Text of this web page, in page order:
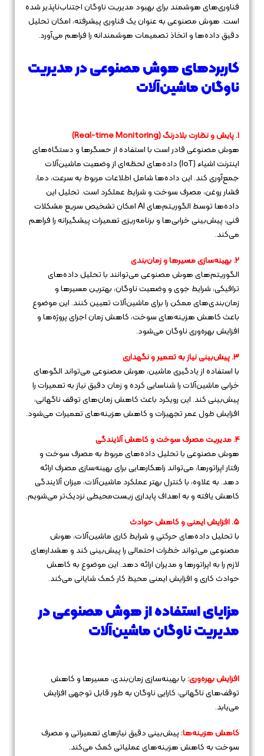
فناوری‌های هوشمند برای بهبود مدیریت ناوگان اجتناب‌ناپذیر شده
است. هوش مصنوعی به عنوان یک فناوری پیشرفته، امکان تحلیل
دقیق داده‌ها و اتخاذ تصمیمات هوشمندانه را فراهم می‌آورد.
کاربردهای هوش مصنوعی در مدیریت
ناوگان ماشین‌آلات
1. پایش و نظارت بلادرنگ (Real-time Monitoring)
هوش مصنوعی قادر است با استفاده از حسگرها و دستگاه‌های
اینترنت اشیاء (IoT) داده‌های لحظه‌ای از وضعیت ماشین‌آلات
جمع‌آوری کند. این داده‌ها شامل اطلاعات مربوط به سرعت، دما،
فشار روغن، مصرف سوخت و شرایط عملکرد است. تحلیل این
داده‌ها توسط الگوریتم‌های AI امکان تشخیص سریع مشکلات
فنی، پیش‌بینی خرابی‌ها و برنامه‌ریزی تعمیرات پیشگیرانه را فراهم
می‌کند.
2. بهینه‌سازی مسیرها و زمان‌بندی
الگوریتم‌های هوش مصنوعی می‌توانند با تحلیل داده‌های
ترافیکی، شرایط جوی و وضعیت ناوگان، بهترین مسیرها و
زمان‌بندی‌های ممکن را برای ماشین‌آلات تعیین کنند. این موضوع
باعث کاهش هزینه‌های سوخت، کاهش زمان اجرای پروژه‌ها و
افزایش بهره‌وری ناوگان می‌شود.
3. پیش‌بینی نیاز به تعمیر و نگهداری
با استفاده از یادگیری ماشین، هوش مصنوعی می‌تواند الگوهای
خرابی ماشین‌آلات را شناسایی کرده و زمان دقیق نیاز به تعمیرات را
پیش‌بینی کند. این رویکرد باعث کاهش زمان‌های توقف ناگهانی،
افزایش طول عمر تجهیزات و کاهش هزینه‌های تعمیرات می‌شود.
4. مدیریت مصرف سوخت و کاهش آلایندگی
هوش مصنوعی با تحلیل داده‌های مربوط به مصرف سوخت و
رفتار اپراتورها، می‌تواند راهکارهایی برای بهینه‌سازی مصرف ارائه
دهد. به علاوه، با کنترل بهتر عملکرد ماشین‌آلات، میزان آلایندگی
کاهش یافته و به اهداف پایداری زیست‌محیطی نزدیک‌تر می‌شویم.
5. افزایش ایمنی و کاهش حوادث
با تحلیل داده‌های حرکتی و شرایط کاری ماشین‌آلات، هوش
مصنوعی می‌تواند خطرات احتمالی را پیش‌بینی کند و هشدارهای
لازم را به اپراتورها و مدیران ارائه دهد. این موضوع به کاهش
حوادث کاری و افزایش ایمنی محیط کار کمک شایانی می‌کند.
مزایای استفاده از هوش مصنوعی در
مدیریت ناوگان ماشین‌آلات
افزایش بهره‌وری:با بهینه‌سازی زمان‌بندی، مسیرها و کاهش
توقف‌های ناگهانی، کارایی ناوگان به طور قابل توجهی افزایش
می‌یابد.
کاهش هزینه‌ها:پیش‌بینی دقیق نیازهای تعمیراتی و مصرف
سوخت به کاهش هزینه‌های عملیاتی کمک می‌کند.